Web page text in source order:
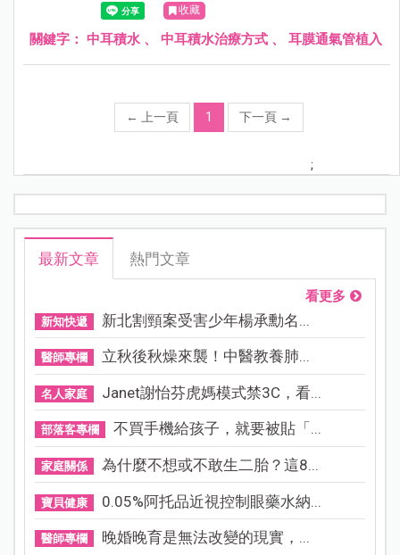
發展造成影響。
收藏
關鍵字： 中耳積水 、 中耳積水治療方式 、 耳膜通氣管植入
← 上一頁 1 下一頁 →
;
最新文章 熱門文章
看更多
新知快遞 新北割頸案受害少年楊承勳名...
醫師專欄 立秋後秋燥來襲！中醫教養肺...
名人家庭 Janet謝怡芬虎媽模式禁3C，看...
部落客專欄 不買手機給孩子，就要被貼「...
家庭關係 為什麼不想或不敢生二胎？這8...
寶貝健康 0.05%阿托品近視控制眼藥水納...
醫師專欄 晚婚晚育是無法改變的現實，...